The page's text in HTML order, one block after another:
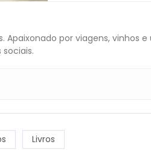
Apaixonado por viagens, vinhos
Livros